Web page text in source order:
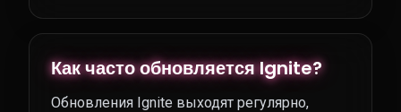
Как часто обновляется Ignite?
Обновления Ignite выходят регулярно,